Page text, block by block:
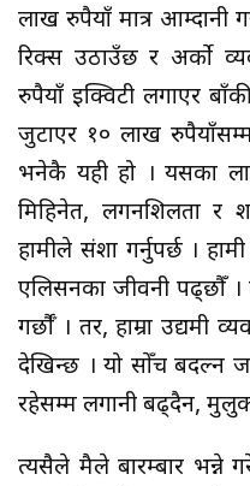
लाख रुपैयाँ मात्र
रिक्स उठाउँछ र अर्को
रुपैयाँ इक्विटी लगाएर
जुटाएर १० लाख रुपैयाँसम्म
भनेकै यही हो । यसका
मिहिनेत, लगनशिलता र
हामीले प्रसंशा गर्नुपर्छ ।
एलिसनका जीवनी पढ्छौँ ।
गर्छौँ । तर, हाम्रा उद्यमी
देखिन्छ । यो सोँच बदल्न
रहेसम्म लगानी बढ्दैन,
त्यसैले मैले बारम्बार भन्ने